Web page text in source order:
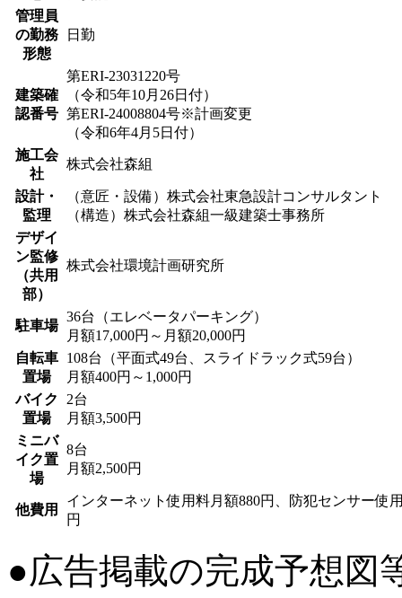
管理員
の勤務
形態
日勤
建築確
認番号
第ERI-23031220号
（令和5年10月26日付）
第ERI-24008804号※計画変更
（令和6年4月5日付）
施工会
社
株式会社森組
設計・
監理
（意匠・設備）株式会社東急設計コンサルタント
（構造）株式会社森組一級建築士事務所
デザイ
ン監修
（共用
部）
株式会社環境計画研究所
駐車場
36台（エレベータパーキング）
月額17,000円～月額20,000円
自転車
置場
108台（平面式49台、スライドラック式59台）
月額400円～1,000円
バイク
置場
2台
月額3,500円
ミニバ
イク置
場
8台
月額2,500円
他費用
インターネット使用料月額880円、防犯センサー使
円
●広告掲載の完成予想図